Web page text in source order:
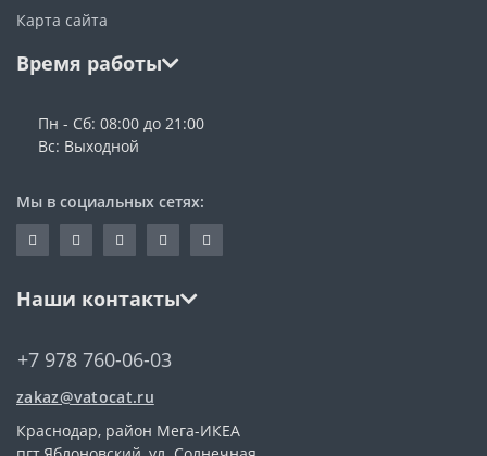
Карта сайта
Время работы
Пн - Сб: 08:00 до 21:00
Вс: Выходной
Мы в социальных сетях:
Наши контакты
+7 978 760-06-03
zakaz@vatocat.ru
Краснодар, район Мега-ИКЕА